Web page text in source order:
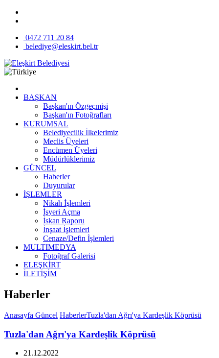
0472 711 20 84
belediye@eleskirt.bel.tr
BAŞKAN
Başkan'ın Özgeçmişi
Başkan'ın Fotoğrafları
KURUMSAL
Belediyecilik İlkelerimiz
Meclis Üyeleri
Encümen Üyeleri
Müdürlüklerimiz
GÜNCEL
Haberler
Duyurular
İŞLEMLER
Nikah İşlemleri
İşyeri Açma
İskan Raporu
İnşaat İşlemleri
Cenaze/Defin İşlemleri
MULTIMEDYA
Fotoğraf Galerisi
ELEŞKİRT
İLETİŞİM
Haberler
Anasayfa Güncel HaberlerTuzla'dan Ağrı'ya Kardeşlik Köprüsü
Tuzla'dan Ağrı'ya Kardeşlik Köprüsü
21.12.2022